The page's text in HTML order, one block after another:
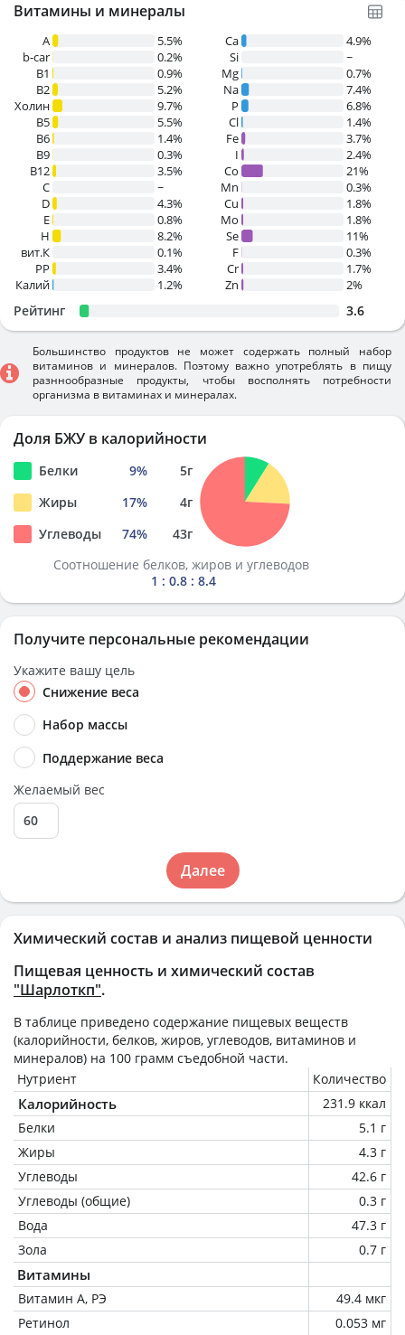
Химический состав и анализ пищевой ценности
Пищевая ценность и химический состав
"Шарлоткп".
В таблице приведено содержание пищевых веществ
(калорийности, белков, жиров, углеводов, витаминов и
минералов) на 100 грамм съедобной части.
Нутриент
Количество
Калорийность
231.9 ккал
Белки
5.1 г
Жиры
4.3 г
Углеводы
42.6 г
Углеводы (общие)
0.3 г
Вода
47.3 г
Зола
0.7 г
Витамины
Витамин А, РЭ
49.4 мкг
Ретинол
0.053 мг
Витамины и минералы
A
5.5%
b-car
0.2%
В1
0.9%
B2
5.2%
Холин
9.7%
B5
5.5%
B6
1.4%
B9
0.3%
B12
3.5%
C
~
D
4.3%
E
0.8%
H
8.2%
вит.К
0.1%
PP
3.4%
Калий
1.2%
Ca
4.9%
Si
~
Mg
0.7%
Na
7.4%
P
6.8%
Cl
1.4%
Fe
3.7%
I
2.4%
Co
21%
Mn
0.3%
Cu
1.8%
Mo
1.8%
Se
11%
F
0.3%
Cr
1.7%
Zn
2%
Рейтинг 3.6
Большинство продуктов не может содержать полный набор
витаминов и минералов. Поэтому важно употреблять в пищу
разннообразные продукты, чтобы восполнять потребности
организма в витаминах и минералах.
Доля БЖУ в калорийности
Белки 9% 5г
Жиры
17% 4г
Углеводы
74% 43г
Соотношение белков, жиров и углеводов
1 : 0.8 : 8.4
Получите персональные рекомендации
Укажите вашу цель
Снижение веса
Набор массы
Поддержание веса
Желаемый вес
Далее